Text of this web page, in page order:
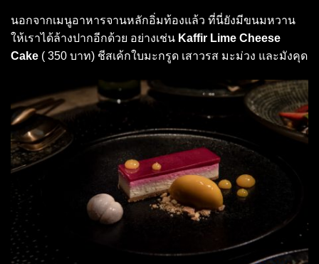
นอกจากเมนูอาหารจานหลักอิ่มท้องแล้ว ที่นี่ยังมีขนมหวาน
ให้เราได้ล้างปากอีกด้วย อย่างเช่น Kaffir Lime Cheese
Cake ( 350 บาท) ชีสเค้กใบมะกรูด เสาวรส มะม่วง และมังคุด